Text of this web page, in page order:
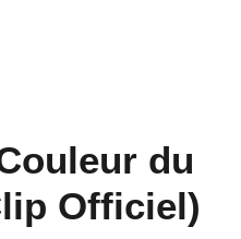
du
Officiel)